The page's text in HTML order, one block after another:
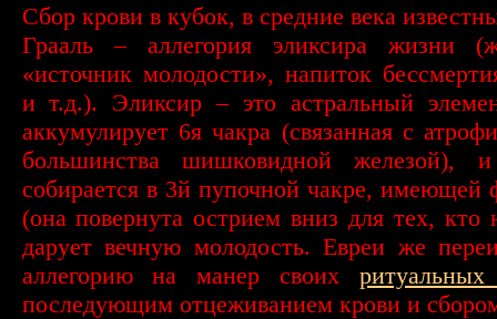
Сбор крови в кубок, в средние века
Грааль – аллегория эликсира жизни
«источник молодости», напиток
и т.д.). Эликсир – это астральный
аккумулирует 6я чакра (связанная с
большинства шишковидной железой),
собирается в 3й пупочной чакре,
(она повернута острием вниз для тех, кто
дарует вечную молодость. Евреи же
аллегорию на манер своих
последующим отцеживанием крови и